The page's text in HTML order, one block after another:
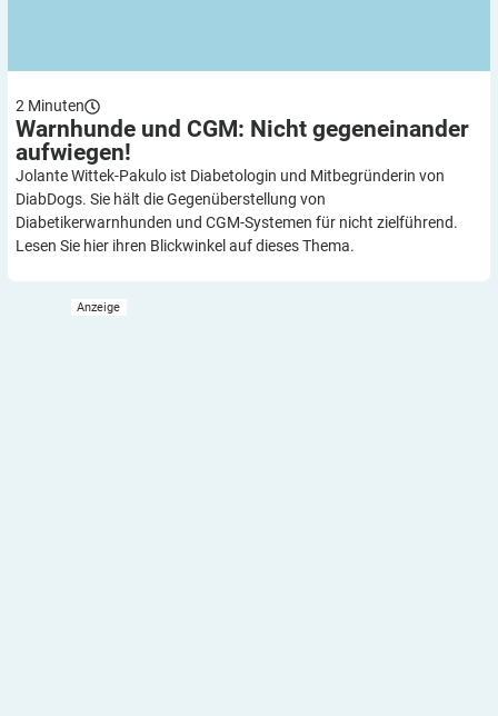
2 Minuten
Warnhunde und CGM: Nicht gegeneinander
aufwiegen!
Jolante Wittek-Pakulo ist Diabetologin und Mitbegründerin von
DiabDogs. Sie hält die Gegenüberstellung von
Diabetikerwarnhunden und CGM-Systemen für nicht zielführend.
Lesen Sie hier ihren Blickwinkel auf dieses Thema.